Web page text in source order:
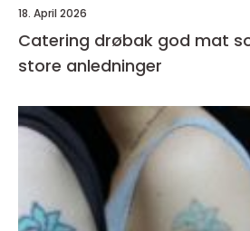
18. April 2026
Catering drøbak god mat som løfter små og
store anledninger